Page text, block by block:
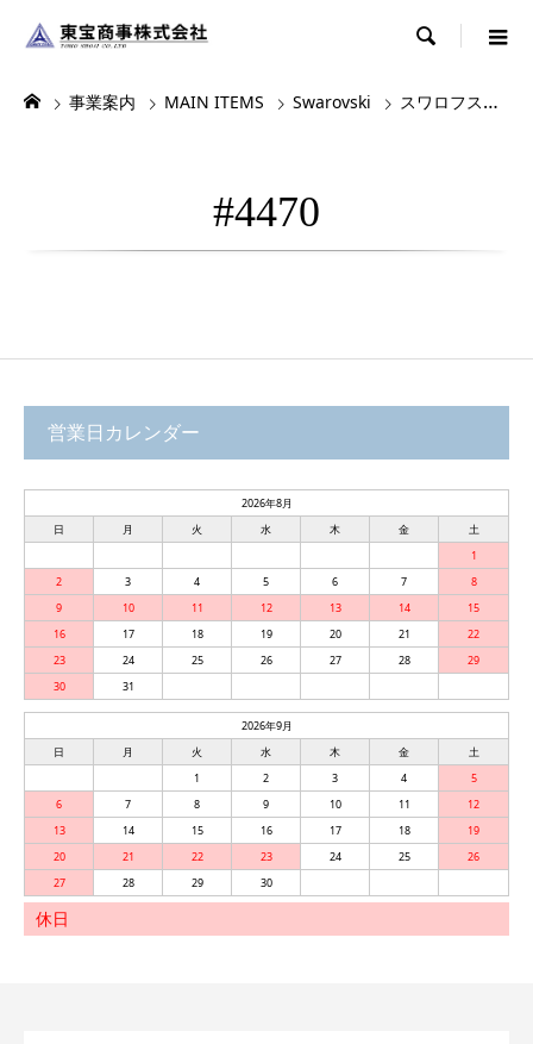

事業案内 MAIN ITEMS Swarovski スワロフスキー
#4470
営業日カレンダー
2026年8月
日
月 火 水 木 金
土
1
2
3 4 5 6 7
8
9
10 11 12 13 14
15
16
17 18 19 20 21
22
23
24 25 26 27 28
29
30
31
2026年9月
日
月 火 水 木 金
土
1
2 3 4
5
6
7 8 9 10 11
12
13
14 15 16 17 18
19
20
21 22 23 24 25
26
27
28 29 30
休日